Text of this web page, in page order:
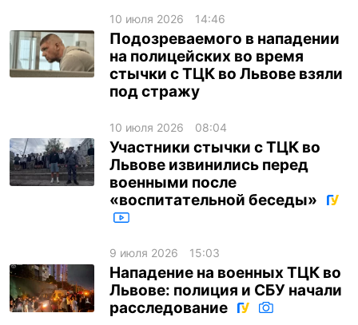
10 июля 2026 14:46
Подозреваемого в нападении
на полицейских во время
стычки с ТЦК во Львове взяли
под стражу
10 июля 2026 08:04
Участники стычки с ТЦК во
Львове извинились перед
военными после
«воспитательной беседы»
9 июля 2026 15:03
Нападение на военных ТЦК во
Львове: полиция и СБУ начали
расследование